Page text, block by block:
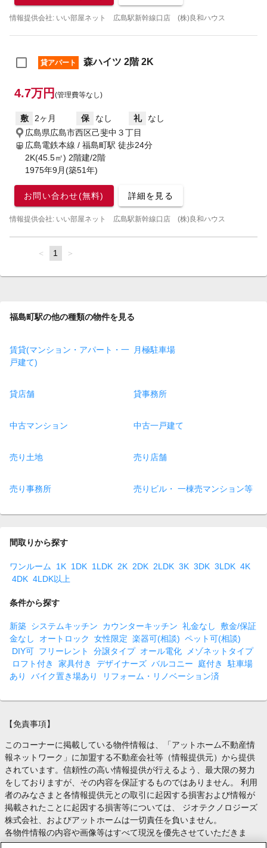
情報提供会社: いい部屋ネット 広島駅新幹線口店 (株)良和ハウス
貸アパート 森ハイツ 2階 2K
4.7万円 (管理費等なし)
敷 2ヶ月 保 なし 礼
なし
広島県広島市西区己斐中３丁目
広島電鉄本線 / 福島町駅 徒歩24分
2K(45.5㎡) 2階建/2階
1975年9月(築51年)
お問い合わせ(無料) 詳細を見る
情報提供会社: いい部屋ネット 広島駅新幹線口店 (株)良和ハウス
page
You're
page
1 page
福島町駅の他の種類の物件を見る
賃貸(マンション・アパート・一
戸建て)
月極駐車場
貸店舗 貸事務所
中古マンション 中古一戸建て
売り土地 売り店舗
売り事務所 売りビル・ 一棟売マンション等
間取りから探す
ワンルーム 1K 1DK 1LDK 2K 2DK 2LDK 3K 3DK 3LDK 4K
4DK 4LDK以上
条件から探す
新築 システムキッチン カウンターキッチン 礼金なし
敷金/保証
金なし
オートロック 女性限定 楽器可(相談) ペット可(相談)
DIY可 フリーレント 分譲タイプ オール電化
メゾネットタイプ
ロフト付き
家具付き デザイナーズ バルコニー 庭付き
駐車場
あり
バイク置き場あり リフォーム・リノベーション済
【免責事項】
このコーナーに掲載している物件情報は、「アットホーム不動産情
報ネットワーク」に加盟する不動産会社等（情報提供元）から提供
されています。信頼性の高い情報提供が行えるよう、最大限の努力
をしておりますが、その内容を保証するものではありません。 利用
者のみなさまと各情報提供元との取引に起因する損害および情報が
掲載されたことに起因する損害等については、 ジオテクノロジーズ
株式会社、およびアットホームは一切責任を負いません。
各物件情報の内容や画像等はすべて現況を優先させていただきま
す。